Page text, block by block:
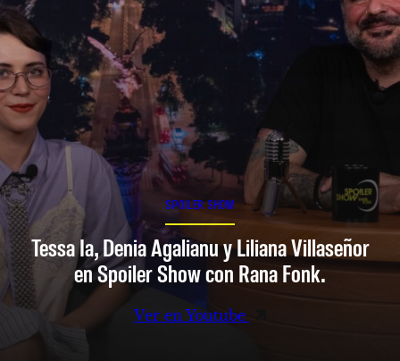
SPOILER SHOW
Tessa Ia, Denia Agalianu y Liliana Villaseñor
en Spoiler Show con Rana Fonk.
Ver en Youtube